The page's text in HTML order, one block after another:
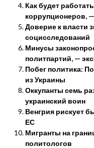
Как будет
коррупционеров,
Доверие к власти
социсследований
Минусы
политпартий, —
Побег политика:
из Украины
Оккупанты семь
украинский воин
Венгрия рискует
ЕС
Мигранты на
политологов